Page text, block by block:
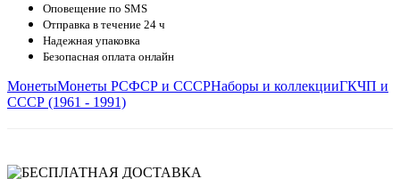
Оповещение по SMS
Отправка в течение 24 ч
Надежная упаковка
Безопасная оплата онлайн
МонетыМонеты РСФСР и СССРНаборы и коллекцииГКЧП и
СССР (1961 - 1991)